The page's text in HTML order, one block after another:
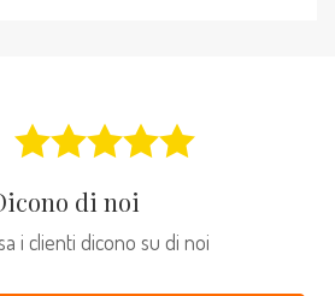
di noi
i clienti dicono su di noi